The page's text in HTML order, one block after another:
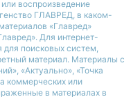
воспроизведение
ГЛАВРЕД, в каком-
«Главред»
Для интернет-
для поисковых систем,
материал. Материалы с
«Актуально», «Точка
коммерческих или
в материалах в